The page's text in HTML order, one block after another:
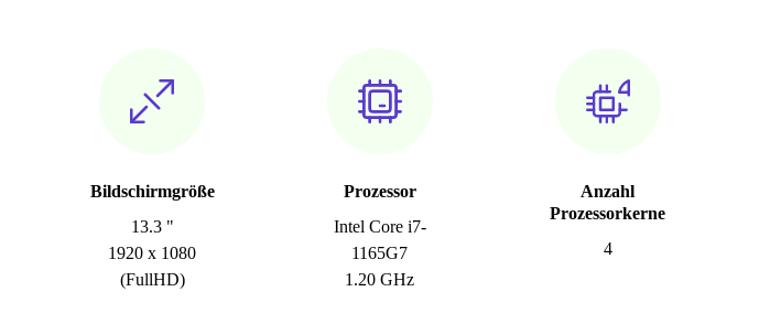
Bildschirmgröße
13.3 "
1920 x 1080
(FullHD)
Prozessor
Intel Core i7-
1165G7
1.20 GHz
Anzahl
Prozessorkerne
4